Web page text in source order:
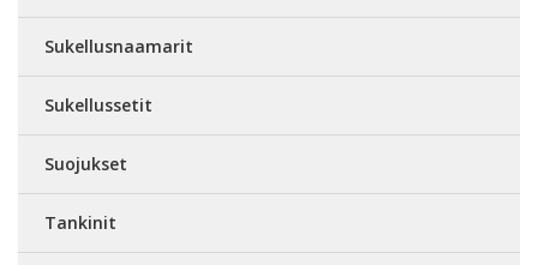
Sukellusnaamarit
Sukellussetit
Suojukset
Tankinit